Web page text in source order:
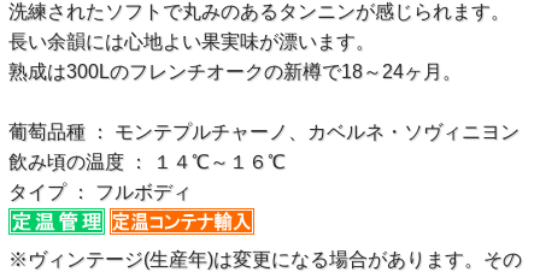
洗練されたソフトで丸みのあるタンニンが感じられます。
長い余韻には心地よい果実味が漂います。
熟成は300Lのフレンチオークの新樽で18～24ヶ月。
葡萄品種 ： モンテプルチャーノ、カベルネ・ソヴィニヨン
飲み頃の温度 ： １４℃～１６℃
タイプ ： フルボディ
※ヴィンテージ(生産年)は変更になる場合があります。その